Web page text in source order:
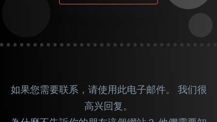
如果您需要联系，请使用此电子邮件。 我们很
高兴回复。